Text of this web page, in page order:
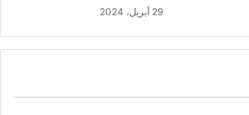
29 أبريل، 2024